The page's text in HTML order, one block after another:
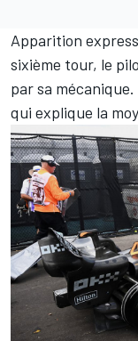
Apparition
sixième tour, le
par sa
qui explique la